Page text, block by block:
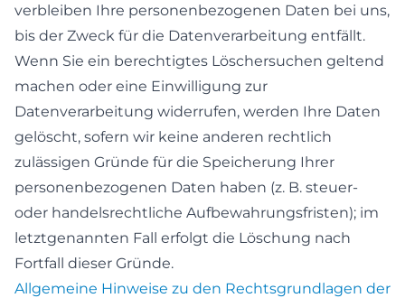
verbleiben Ihre personenbezogenen Daten bei uns,
bis der Zweck für die Datenverarbeitung entfällt.
Wenn Sie ein berechtigtes Löschersuchen geltend
machen oder eine Einwilligung zur
Datenverarbeitung widerrufen, werden Ihre Daten
gelöscht, sofern wir keine anderen rechtlich
zulässigen Gründe für die Speicherung Ihrer
personenbezogenen Daten haben (z. B. steuer-
oder handelsrechtliche Aufbewahrungsfristen); im
letztgenannten Fall erfolgt die Löschung nach
Fortfall dieser Gründe.
Allgemeine Hinweise zu den Rechtsgrundlagen der